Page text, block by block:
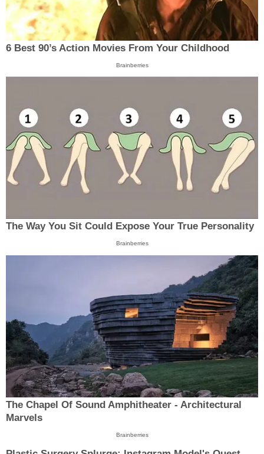
6 Best 90’s Action Movies From Your Childhood
Brainberries
The Way You Sit Could Expose Your True Personality
Brainberries
The Chapel Of Sound Amphitheater - Architectural
Marvels
Brainberries